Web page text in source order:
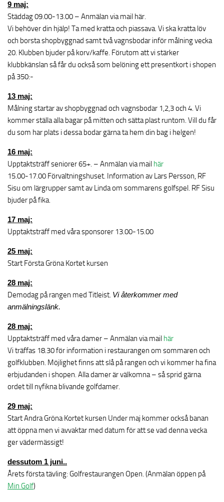
9 maj:
Städdag 09.00-13.00 – Anmälan via mail här.
Vi behöver din hjälp! Ta med kratta och piassava. Vi ska kratta löv
och borsta shopbyggnad samt två vagnsbodar inför målning vecka
20. Klubben bjuder på korv/kaffe. Förutom att vi stärker
klubbkänslan så får du också som belöning ett presentkort i shopen
på 350:-
13 maj:
Målning startar av shopbyggnad och vagnsbodar 1,2,3 och 4. Vi
kommer ställa alla bagar på mitten och sätta plast runtom. Vill du får
du som har plats i dessa bodar gärna ta hem din bag i helgen!
16 maj:
Upptaktsträff seniorer 65+. – Anmälan via mail här
15.00-17.00 Förvaltningshuset. Information av Lars Persson, RF
Sisu om lärgrupper samt av Linda om sommarens golfspel. RF Sisu
bjuder på fika.
17 maj:
Upptaktsträff med våra sponsorer 13.00-15.00
25 maj:
Start Första Gröna Kortet kursen
28 maj:
Demodag på rangen med Titleist. Vi återkommer med
anmälningslänk.
28 maj:
Upptaktsträff med våra damer – Anmälan via mail här
Vi träffas 18.30 för information i restaurangen om sommaren och
golfklubben. Möjlighet finns att slå på rangen och vi kommer ha fina
erbjudanden i shopen. Alla damer är välkomna – så sprid gärna
ordet till nyfikna blivande golfdamer.
29 maj:
Start Andra Gröna Kortet kursen Under maj kommer också banan
att öppna men vi avvaktar med datum för att se vad denna vecka
ger vädermässigt!
dessutom 1 juni..
Årets första tävling: Golfrestaurangen Open. (Anmälan öppen på
Min Golf)